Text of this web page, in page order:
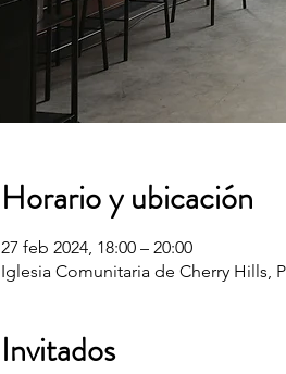
Horario y ubicación
27 feb 2024, 18:00 – 20:00
Iglesia Comunitaria de Cherry Hills,
Invitados